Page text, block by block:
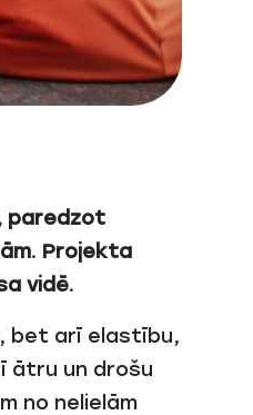
paredzot
Projekta
vidē.
bet arī elastību,
ātru un drošu
no nelielām